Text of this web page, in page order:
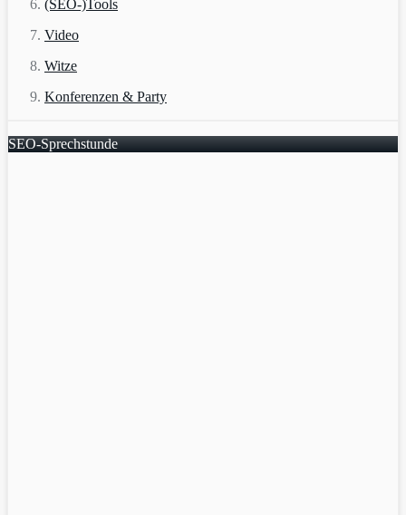
(SEO-)Tools
Video
Witze
Konferenzen & Party
SEO-Sprechstunde